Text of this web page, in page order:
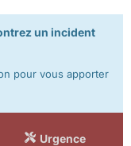
un incident
pour vous apporter
Urgence